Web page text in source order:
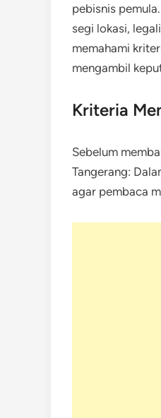
pebisnis
segi lokasi,
memahami
mengambil
Kriteria
Sebelum
Tangerang:
agar pembaca